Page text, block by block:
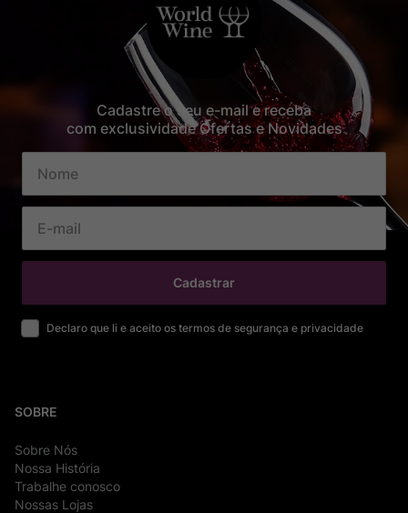
Cadastre o seu e-mail e receba
com exclusividade Ofertas e Novidades
Cadastrar
Declaro que li e aceito os termos de segurança e privacidade
SOBRE
Sobre Nós
Nossa História
Trabalhe conosco
Nossas Lojas